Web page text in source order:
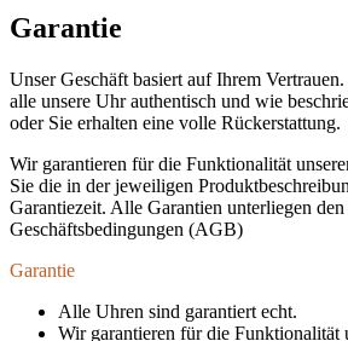
Garantie
Unser Geschäft basiert auf Ihrem
alle unsere Uhr authentisch und wie
oder Sie erhalten eine volle Rückerstattung.
Wir garantieren für die Funktionalität
Sie die in der jeweiligen
Garantiezeit. Alle Garantien unterliegen
Geschäftsbedingungen (AGB)
Garantie
Alle Uhren sind garantiert echt.
Wir garantieren für die Funktionalität